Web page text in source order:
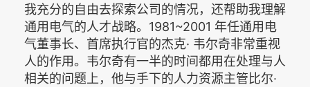
我充分的自由去探索公司的情况，还帮助我理解
通用电气的人才战略。1981~2001 年任通用电
气董事长、首席执行官的杰克· 韦尔奇非常重视
人的作用。韦尔奇有一半的时间都用在处理与人
相关的问题上，他与手下的人力资源主管比尔·